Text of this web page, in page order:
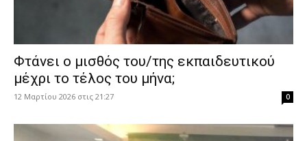
Φτάνει ο μισθός του/της εκπαιδευτικού
μέχρι το τέλος του μήνα;
12 Μαρτίου 2026 στις 21:27 0